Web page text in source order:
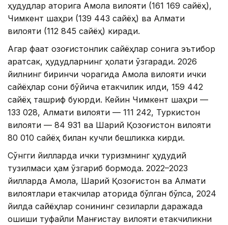
ҳудудлар қаторига Ақмола вилояти (161 169 сайёҳ),
Чимкент шаҳри (139 443 сайёҳ) ва Алмати
вилояти (112 845 сайёҳ) киради.
Агар фақат қозоғистонлик сайёҳлар сонига эътибор
қаратсак, ҳудудларнинг ҳолати ўзгаради. 2026
йилнинг биринчи чорагида Ақмола вилояти ички
сайёҳлар сони бўйича етакчилик қилди, 159 442
сайёҳ ташриф буюрди. Кейин Чимкент шаҳри —
133 028, Алмати вилояти — 111 242, Туркистон
вилояти — 84 931 ва Шарқий Қозоғистон вилояти
80 010 сайёҳ билан кучли бешликка кирди.
Сўнгги йилларда ички туризмнинг ҳудудий
тузилмаси ҳам ўзгариб бормоқда. 2022–2023
йилларда Ақмола, Шарқий Қозоғистон ва Алмати
вилоятлари етакчилар қаторида бўлган бўлса, 2024
йилда сайёҳлар сонининг сезиларли даражада
ошиши туфайли Манғистау вилояти етакчиликни